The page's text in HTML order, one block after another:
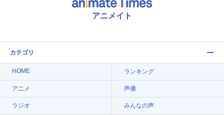
アニメイト
カテゴリ
HOME ランキング
アニメ 声優
ラジオ みんなの声